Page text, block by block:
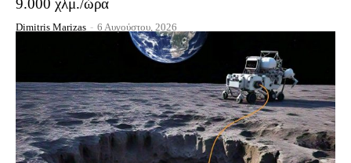
9.000 χλμ./ώρα
Dimitris Marizas - 6 Αυγούστου, 2026